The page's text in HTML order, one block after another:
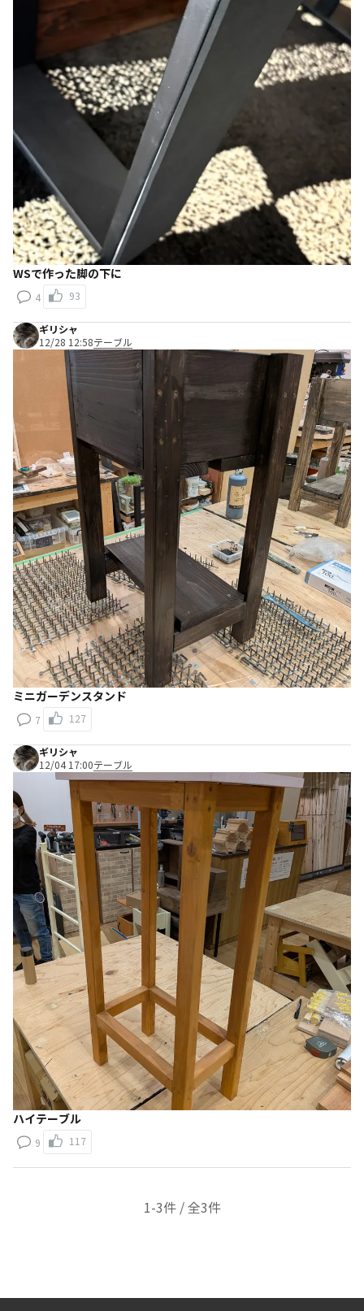
WSで作った脚の下に
4 93
ギリシャ
12/28 12:58テーブル
ミニガーデンスタンド
7 127
ギリシャ
12/04 17:00テーブル
ハイテーブル
9 117
1-3件 / 全3件